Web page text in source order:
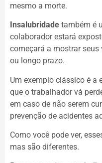
mesmo a morte.
Insalubridade também é
colaborador estará
começará a mostrar
ou longo prazo.
Um exemplo clássico é a
que o trabalhador vá
em caso de não serem
prevenção de acidentes
Como você pode ver,
mas são diferentes.